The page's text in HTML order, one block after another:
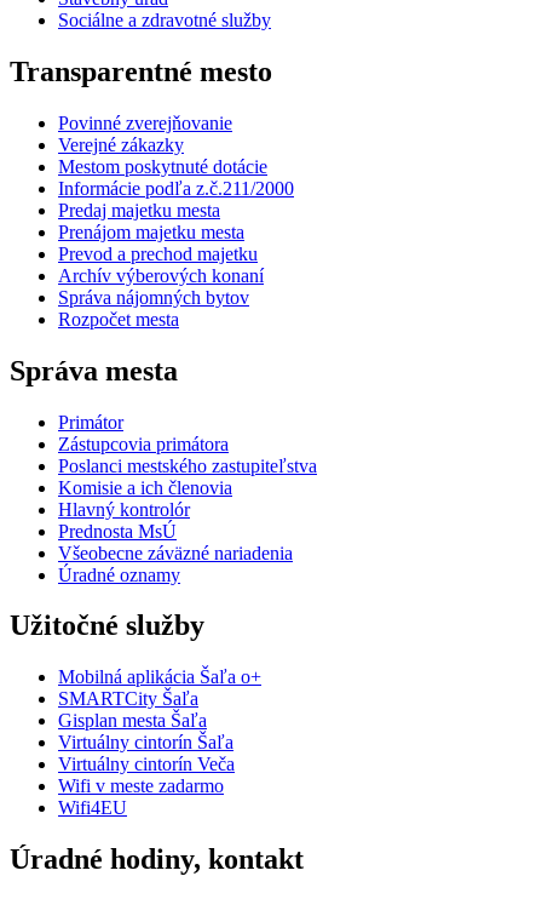
Sociálne a zdravotné služby
Transparentné mesto
Povinné zverejňovanie
Verejné zákazky
Mestom poskytnuté dotácie
Informácie podľa z.č.211/2000
Predaj majetku mesta
Prenájom majetku mesta
Prevod a prechod majetku
Archív výberových konaní
Správa nájomných bytov
Rozpočet mesta
Správa mesta
Primátor
Zástupcovia primátora
Poslanci mestského zastupiteľstva
Komisie a ich členovia
Hlavný kontrolór
Prednosta MsÚ
Všeobecne záväzné nariadenia
Úradné oznamy
Užitočné služby
Mobilná aplikácia Šaľa o+
SMARTCity Šaľa
Gisplan mesta Šaľa
Virtuálny cintorín Šaľa
Virtuálny cintorín Veča
Wifi v meste zadarmo
Wifi4EU
Úradné hodiny, kontakt